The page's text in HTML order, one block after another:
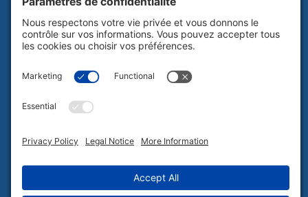
Abonnez-vous à notre infolettre